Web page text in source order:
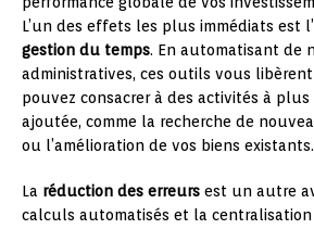
L’un des effets les plus immédiats est l’
gestion du temps. En automatisant de
administratives, ces outils vous
pouvez consacrer à des activités à
ajoutée, comme la recherche de
ou l’amélioration de vos biens existants.
La réduction des erreurs est un autre
calculs automatisés et la centralisation